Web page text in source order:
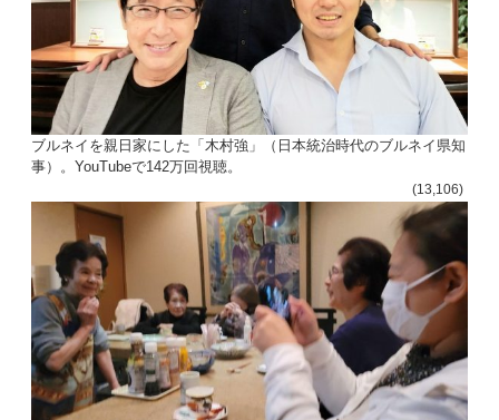
ブルネイを親日家にした「木村強」（日本統治時代のブルネイ県知
事）。YouTubeで142万回視聴。
(13,106)